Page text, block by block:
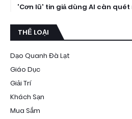
'Cơn lũ' tin giả dùng AI càn quét
THỂ LOẠI
Dạo Quanh Đà Lạt
Giáo Dục
Giải Trí
Khách Sạn
Mua Sắm